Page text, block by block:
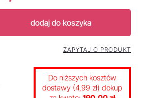
dodaj do koszyka
ZAPYTAJ O PRODUKT
Do niższych kosztów
dostawy (4,99 zł) dokup